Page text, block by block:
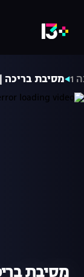
1 מסיבת בריכה | פרק 6: ליהיא גרינר